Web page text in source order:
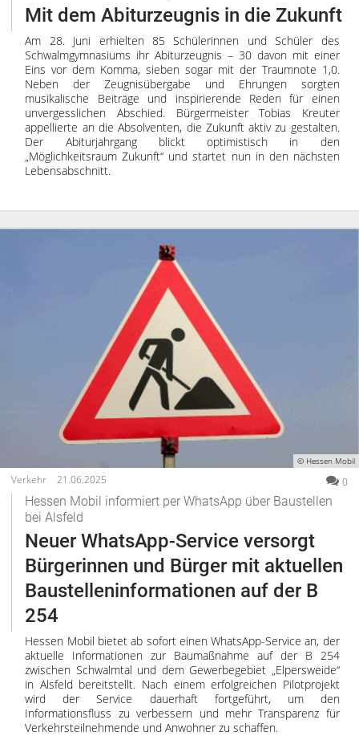
Mit dem Abiturzeugnis in die Zukunft
Am 28. Juni erhielten 85 Schülerinnen und Schüler des
Schwalmgymnasiums ihr Abiturzeugnis – 30 davon mit einer
Eins vor dem Komma, sieben sogar mit der Traumnote 1,0.
Neben der Zeugnisübergabe und Ehrungen sorgten
musikalische Beiträge und inspirierende Reden für einen
unvergesslichen Abschied. Bürgermeister Tobias Kreuter
appellierte an die Absolventen, die Zukunft aktiv zu gestalten.
Der Abiturjahrgang blickt optimistisch in den
„Möglichkeitsraum Zukunft“ und startet nun in den nächsten
Lebensabschnitt.
© Hessen Mobil
Verkehr 21.06.2025 0
Hessen Mobil informiert per WhatsApp über Baustellen
bei Alsfeld
Neuer WhatsApp-Service versorgt
Bürgerinnen und Bürger mit aktuellen
Baustelleninformationen auf der B
254
Hessen Mobil bietet ab sofort einen WhatsApp-Service an, der
aktuelle Informationen zur Baumaßnahme auf der B 254
zwischen Schwalmtal und dem Gewerbegebiet „Elpersweide“
in Alsfeld bereitstellt. Nach einem erfolgreichen Pilotprojekt
wird der Service dauerhaft fortgeführt, um den
Informationsfluss zu verbessern und mehr Transparenz für
Verkehrsteilnehmende und Anwohner zu schaffen.